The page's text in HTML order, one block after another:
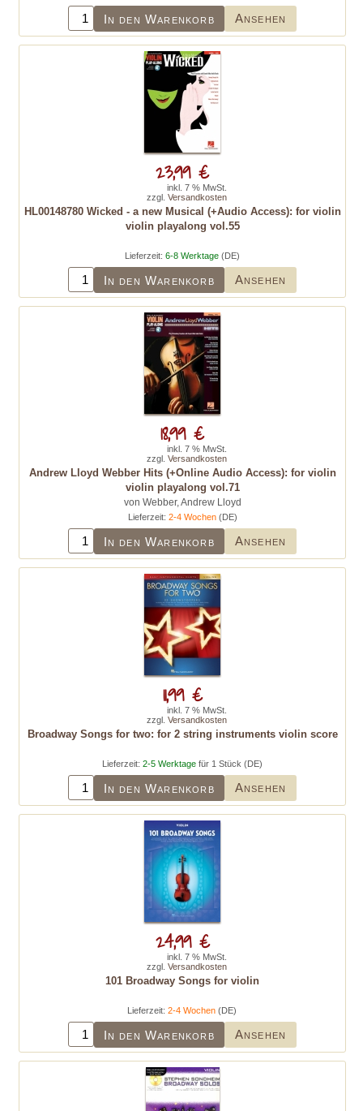
In den Warenkorb Ansehen
HL00148780 Wicked - a new Musical (+Audio Access): for violin
violin playalong vol.55
Lieferzeit: 6-8 Werktage (DE)
In den Warenkorb Ansehen
23,99 €
inkl. 7 % MwSt.
zzgl. Versandkosten
Andrew Lloyd Webber Hits (+Online Audio Access): for violin
violin playalong vol.71
von Webber, Andrew Lloyd
Lieferzeit: 2-4 Wochen(DE)
In den Warenkorb Ansehen
18,99 €
inkl. 7 % MwSt.
zzgl. Versandkosten
Broadway Songs for two: for 2 string instruments violin score
Lieferzeit: 2-5 Werktage für 1 Stück (DE)
In den Warenkorb Ansehen
11,99 €
inkl. 7 % MwSt.
zzgl. Versandkosten
101 Broadway Songs for violin
Lieferzeit:2-4 Wochen (DE)
In den Warenkorb Ansehen
24,99 €
inkl. 7 % MwSt.
zzgl. Versandkosten